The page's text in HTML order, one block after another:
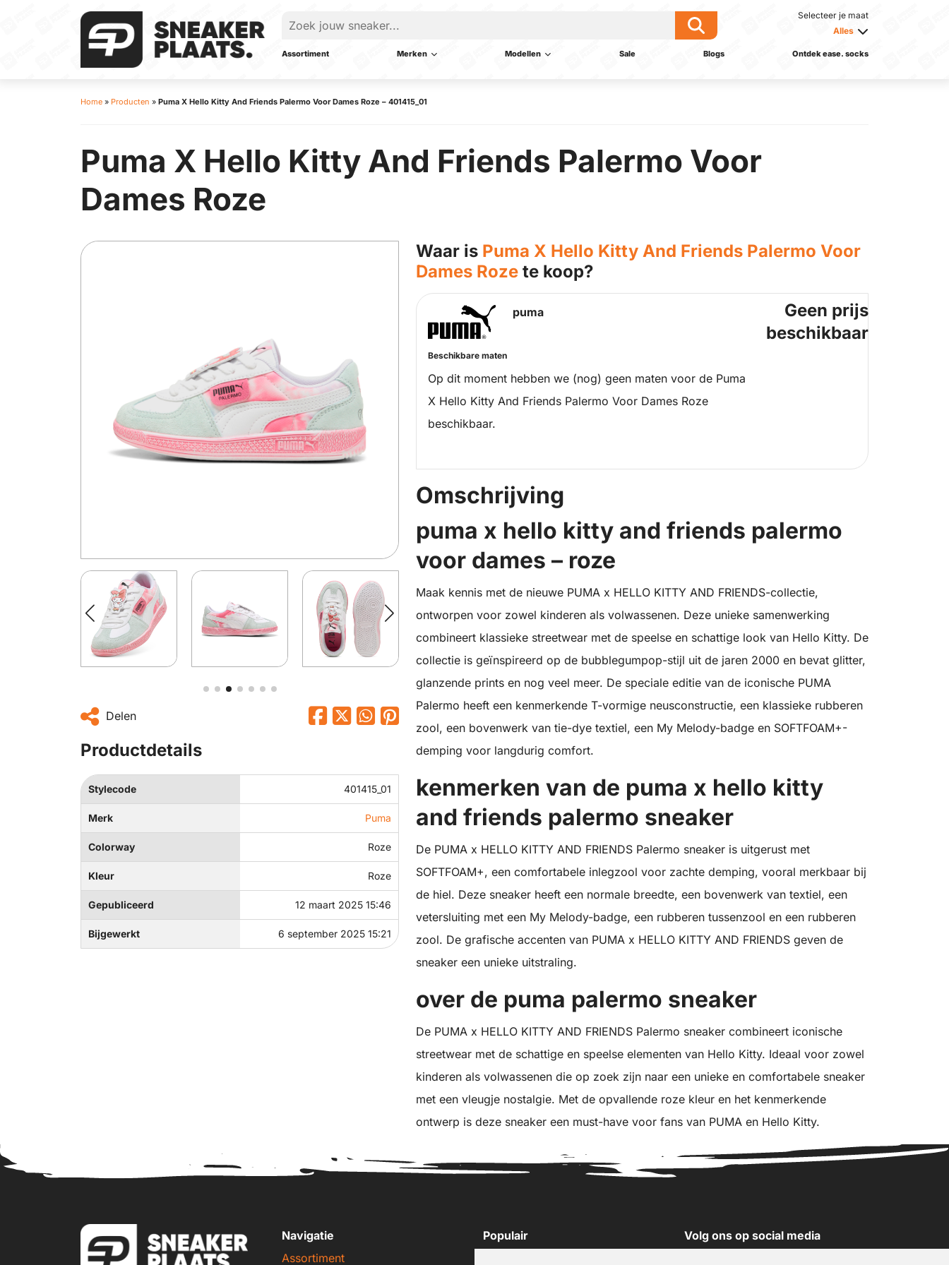
Selecteer je maat
Alles
Assortiment Merken Modellen Sale Blogs Ontdek ease. socks
Home » Producten » Puma X Hello Kitty And Friends Palermo Voor Dames Roze – 401415_01
Puma X Hello Kitty And Friends Palermo Voor
Dames Roze
Delen
Productdetails
Stylecode 401415_01
Merk Puma
Colorway Roze
Kleur Roze
Gepubliceerd 12 maart 2025 15:46
Bijgewerkt 6 september 2025 15:21
Waar is Puma X Hello Kitty And Friends Palermo Voor
Dames Roze te koop?
puma
Beschikbare maten
Op dit moment hebben we (nog) geen maten voor de Puma
X Hello Kitty And Friends Palermo Voor Dames Roze
beschikbaar.
Geen prijs
beschikbaar
Omschrijving
puma x hello kitty and friends palermo
voor dames – roze
Maak kennis met de nieuwe PUMA x HELLO KITTY AND FRIENDS-collectie,
ontworpen voor zowel kinderen als volwassenen. Deze unieke samenwerking
combineert klassieke streetwear met de speelse en schattige look van Hello Kitty. De
collectie is geïnspireerd op de bubblegumpop-stijl uit de jaren 2000 en bevat glitter,
glanzende prints en nog veel meer. De speciale editie van de iconische PUMA
Palermo heeft een kenmerkende T-vormige neusconstructie, een klassieke rubberen
zool, een bovenwerk van tie-dye textiel, een My Melody-badge en SOFTFOAM+-
demping voor langdurig comfort.
kenmerken van de puma x hello kitty
and friends palermo sneaker
De PUMA x HELLO KITTY AND FRIENDS Palermo sneaker is uitgerust met
SOFTFOAM+, een comfortabele inlegzool voor zachte demping, vooral merkbaar bij
de hiel. Deze sneaker heeft een normale breedte, een bovenwerk van textiel, een
vetersluiting met een My Melody-badge, een rubberen tussenzool en een rubberen
zool. De grafische accenten van PUMA x HELLO KITTY AND FRIENDS geven de
sneaker een unieke uitstraling.
over de puma palermo sneaker
De PUMA x HELLO KITTY AND FRIENDS Palermo sneaker combineert iconische
streetwear met de schattige en speelse elementen van Hello Kitty. Ideaal voor zowel
kinderen als volwassenen die op zoek zijn naar een unieke en comfortabele sneaker
met een vleugje nostalgie. Met de opvallende roze kleur en het kenmerkende
ontwerp is deze sneaker een must-have voor fans van PUMA en Hello Kitty.
Navigatie
Assortiment
Populair
Volg ons op social media